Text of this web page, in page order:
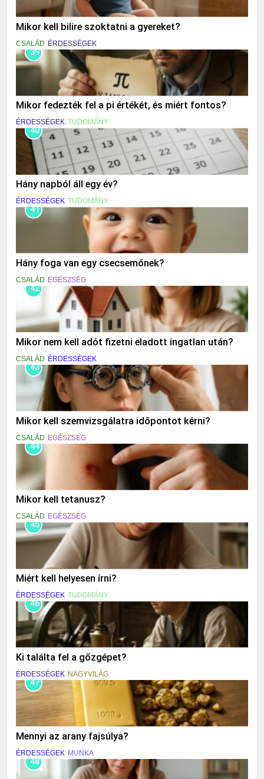
Mikor kell bilire szoktatni a gyereket?
CSALÁD ÉRDESSÉGEK
39
Mikor fedezték fel a pi értékét, és miért fontos?
ÉRDESSÉGEK TUDOMÁNY
40
Hány napból áll egy év?
ÉRDESSÉGEK TUDOMÁNY
41
Hány foga van egy csecsemőnek?
CSALÁD EGÉSZSÉG
42
Mikor nem kell adót fizetni eladott ingatlan után?
CSALÁD ÉRDESSÉGEK
43
Mikor kell szemvizsgálatra időpontot kérni?
CSALÁD EGÉSZSÉG
44
Mikor kell tetanusz?
CSALÁD EGÉSZSÉG
45
Miért kell helyesen írni?
ÉRDESSÉGEK TUDOMÁNY
46
Ki találta fel a gőzgépet?
ÉRDESSÉGEK NAGYVILÁG
47
Mennyi az arany fajsúlya?
ÉRDESSÉGEK MUNKA
48